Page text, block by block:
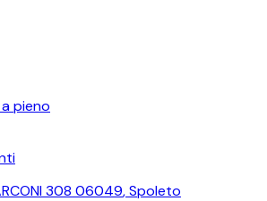
pieno
308 06049,Spoleto